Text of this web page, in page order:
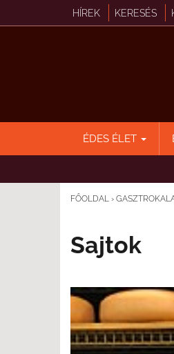
HÍREK KERESÉS
ÉDES ÉLET
FŐOLDAL ›
Sajtok